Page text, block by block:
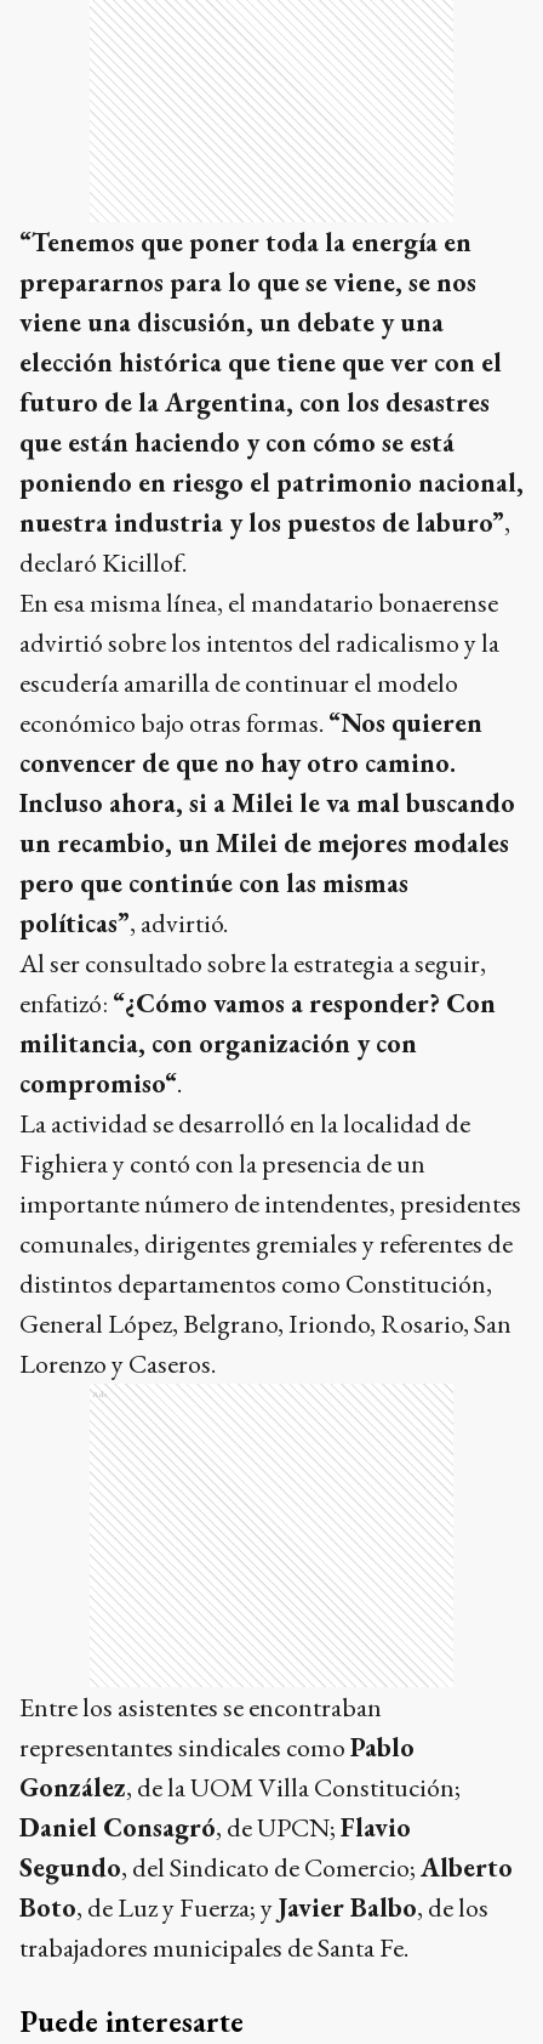
“Tenemos que poner toda la energía en
prepararnos para lo que se viene, se nos
viene una discusión, un debate y una
elección histórica que tiene que ver con el
futuro de la Argentina, con los desastres
que están haciendo y con cómo se está
poniendo en riesgo el patrimonio nacional,
nuestra industria y los puestos de laburo”,
declaró Kicillof.
En esa misma línea, el mandatario bonaerense
advirtió sobre los intentos del radicalismo y la
escudería amarilla de continuar el modelo
económico bajo otras formas. “Nos quieren
convencer de que no hay otro camino.
Incluso ahora, si a Milei le va mal buscando
un recambio, un Milei de mejores modales
pero que continúe con las mismas
políticas”, advirtió.
Al ser consultado sobre la estrategia a seguir,
enfatizó: “¿Cómo vamos a responder? Con
militancia, con organización y con
compromiso“.
La actividad se desarrolló en la localidad de
Fighiera y contó con la presencia de un
importante número de intendentes, presidentes
comunales, dirigentes gremiales y referentes de
distintos departamentos como Constitución,
General López, Belgrano, Iriondo, Rosario, San
Lorenzo y Caseros.
Ads
Entre los asistentes se encontraban
representantes sindicales comoPablo
González, de la UOM Villa Constitución;
Daniel Consagró, de UPCN;Flavio
Segundo, del Sindicato de Comercio;Alberto
Boto, de Luz y Fuerza; yJavier Balbo, de los
trabajadores municipales de Santa Fe.
Puede interesarte